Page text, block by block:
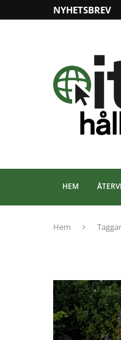
NYHETSBREV
HEM
Hem Taggar